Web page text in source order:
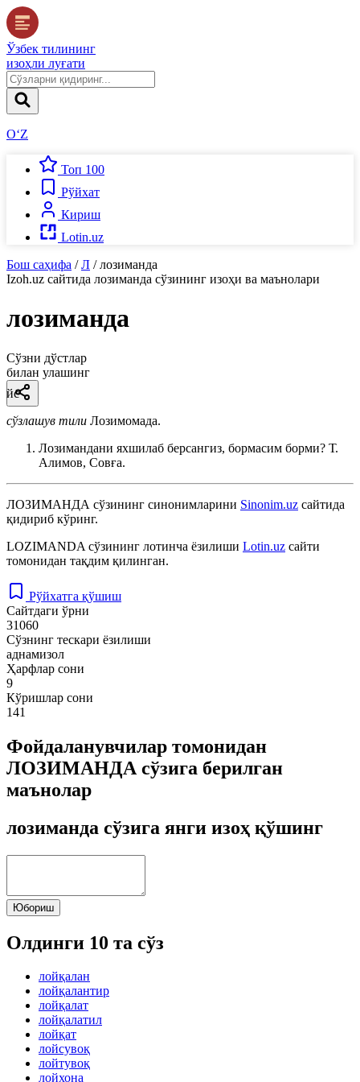
Ўзбек тилининг
изоҳли луғати
O‘Z
Топ 100
Рўйхат
Кириш
Lotin.uz
Бош саҳифа / Л / лозиманда
Izoh.uz сайтида лозиманда сўзининг изоҳи ва маънолари
лозиманда
Сўзни дўстлар
билан улашинг
йс
сўзлашув тили Лозимомада.
Лозимандани яхшилаб берсангиз, бормасим борми? Т.
Алимов, Совға.
ЛОЗИМАНДА сўзининг синонимларини Sinonim.uz сайтида
қидириб кўринг.
LOZIMANDA сўзининг лотинча ёзилиши Lotin.uz сайти
томонидан тақдим қилинган.
Рўйхатга қўшиш
Сайтдаги ўрни
31060
Сўзнинг тескари ёзилиши
аднамизол
Ҳарфлар сони
9
Кўришлар сони
141
Фойдаланувчилар томонидан
ЛОЗИМАНДА сўзига берилган
маънолар
лозиманда сўзига янги изоҳ қўшинг
Юбориш
Олдинги 10 та сўз
лойқалан
лойқалантир
лойқалат
лойқалатил
лойқат
лойсувоқ
лойтувоқ
лойхона